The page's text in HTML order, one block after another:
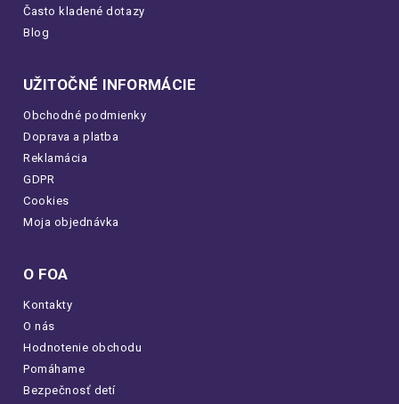
Často kladené dotazy
Blog
UŽITOČNÉ INFORMÁCIE
Obchodné podmienky
Doprava a platba
Reklamácia
GDPR
Cookies
Moja objednávka
O FOA
Kontakty
O nás
Hodnotenie obchodu
Pomáhame
Bezpečnosť detí